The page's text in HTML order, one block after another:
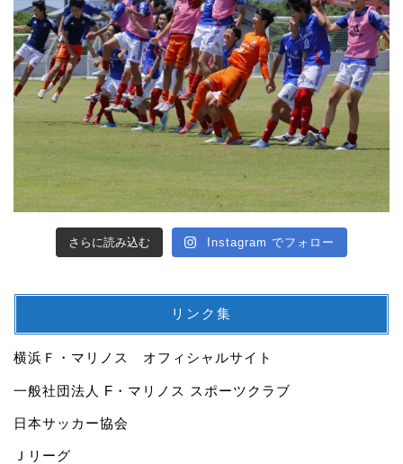
さらに読み込む Instagram でフォロー
リンク集
横浜Ｆ・マリノス オフィシャルサイト
一般社団法人 F・マリノス スポーツクラブ
日本サッカー協会
Ｊリーグ